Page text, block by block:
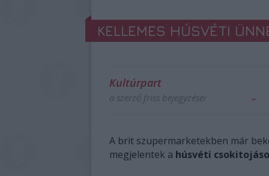
KELLEMES HÚSVÉTI
Kultúrpart
a szerző friss bejegyzései
A brit szupermarketekben már
megjelentek a húsvéti